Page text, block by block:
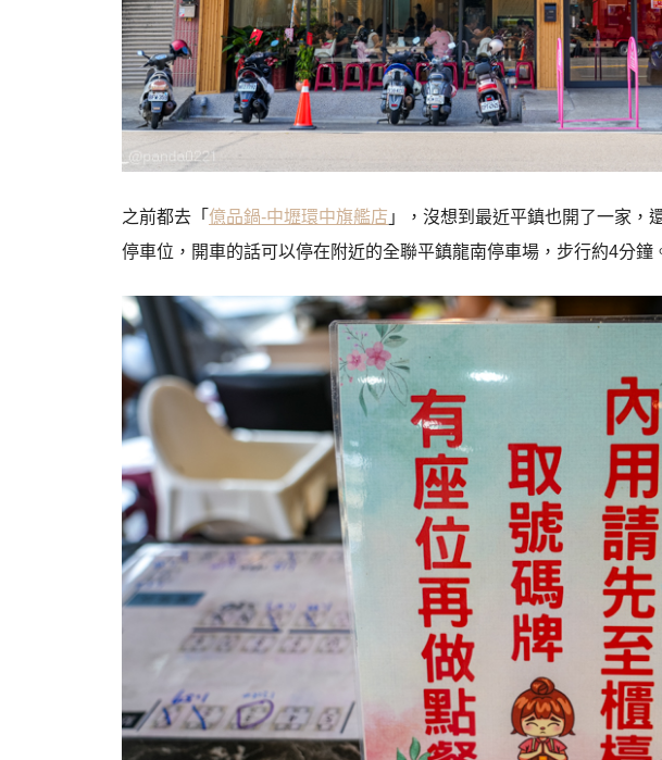
之前都去「 億品鍋-中壢環中旗艦店 」，沒想到最近平鎮也開了一家，
停車位，開車的話可以停在附近的全聯平鎮龍南停車場，步行約4分鐘